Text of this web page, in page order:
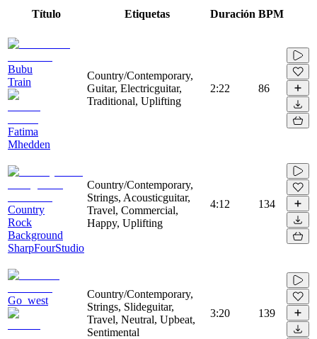
Título Etiquetas Duración BPM
Bubu
Train
Fatima
Mhedden
Country/Contemporary,
Guitar, Electricguitar,
Traditional, Uplifting
2:22 86
Country
Rock
Background
SharpFourStudio
Country/Contemporary,
Strings, Acousticguitar,
Travel, Commercial,
Happy, Uplifting
4:12 134
Go_west
Country/Contemporary,
Strings, Slideguitar,
Travel, Neutral, Upbeat,
Sentimental
3:20 139